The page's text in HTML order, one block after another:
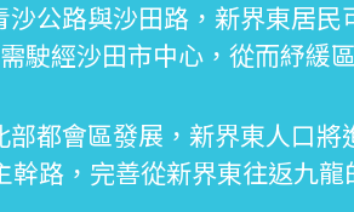
公路與沙田路，新界東居
駛經沙田市中心，從而紓緩
都會區發展，新界東人口
幹路，完善從新界東往返九龍